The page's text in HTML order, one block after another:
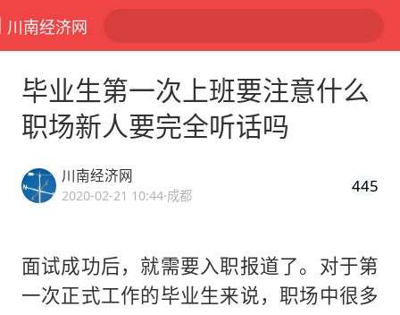
川南经济网
毕业生第一次上班要注意什么
职场新人要完全听话吗
川南经济网
2020-02-21 10:44·成都 445
面试成功后，就需要入职报道了。对于第
一次正式工作的毕业生来说，职场中很多